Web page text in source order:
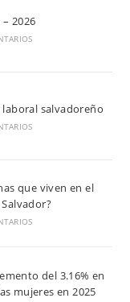
2026
salvadoreño
que viven en el
del 3.16% en
mujeres en 2025